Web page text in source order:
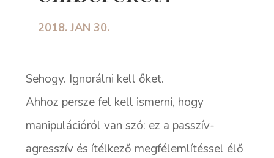
2018. JAN 30.
Sehogy. Ignorálni kell őket.
Ahhoz persze fel kell ismerni, hogy
manipulációról van szó: ez a passzív-
agresszív és ítélkező megfélemlítéssel élő